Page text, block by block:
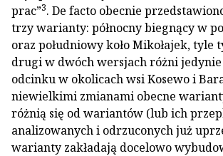
prac”3. De facto obecnie
trzy warianty: północny biegnący w
oraz południowy koło Mikołajek, tyle
drugi w dwóch wersjach różni
odcinku w okolicach wsi Kosewo i
niewielkimi zmianami obecne
różnią się od wariantów (lub ich
analizowanych i odrzuconych już
warianty zakładają docelowo